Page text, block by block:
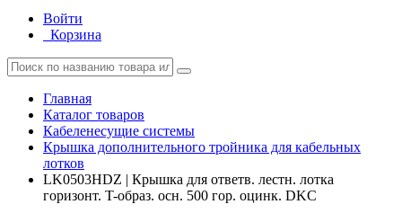
Войти
Корзина
Главная
Каталог товаров
Кабеленесущие системы
Крышка дополнительного тройника для кабельных
лотков
LK0503HDZ | Крышка для ответв. лестн. лотка
горизонт. T-образ. осн. 500 гор. оцинк. DKC